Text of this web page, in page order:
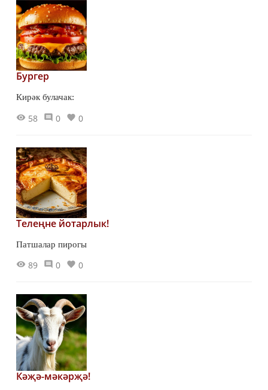
Бургер
Кирәк булачак:
58 0 0
Телеңне йотарлык!
Патшалар пирогы
89 0 0
Кәҗә-мәкәрҗә!